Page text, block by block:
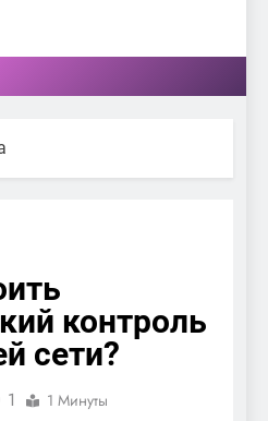
контроль
сети?
1 1 Минуты